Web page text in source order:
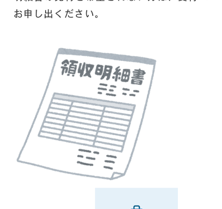
お申し出ください。